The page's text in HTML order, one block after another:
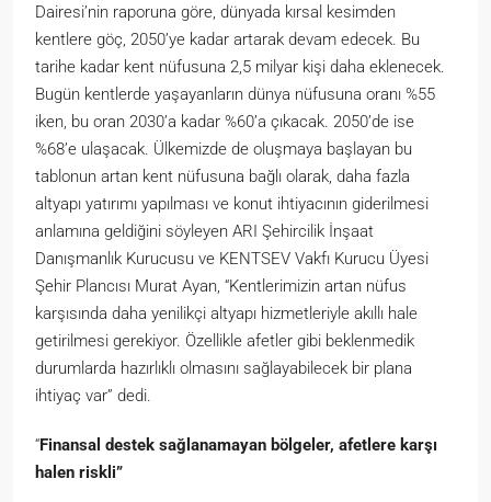
Dairesi’nin raporuna göre, dünyada kırsal kesimden
kentlere göç, 2050’ye kadar artarak devam edecek. Bu
tarihe kadar kent nüfusuna 2,5 milyar kişi daha eklenecek.
Bugün kentlerde yaşayanların dünya nüfusuna oranı %55
iken, bu oran 2030’a kadar %60’a çıkacak. 2050’de ise
%68’e ulaşacak. Ülkemizde de oluşmaya başlayan bu
tablonun artan kent nüfusuna bağlı olarak, daha fazla
altyapı yatırımı yapılması ve konut ihtiyacının giderilmesi
anlamına geldiğini söyleyen ARI Şehircilik İnşaat
Danışmanlık Kurucusu ve KENTSEV Vakfı Kurucu Üyesi
Şehir Plancısı Murat Ayan, “Kentlerimizin artan nüfus
karşısında daha yenilikçi altyapı hizmetleriyle akıllı hale
getirilmesi gerekiyor. Özellikle afetler gibi beklenmedik
durumlarda hazırlıklı olmasını sağlayabilecek bir plana
ihtiyaç var” dedi.
“Finansal destek sağlanamayan bö lgeler, afetlere karşı
halen riskli”